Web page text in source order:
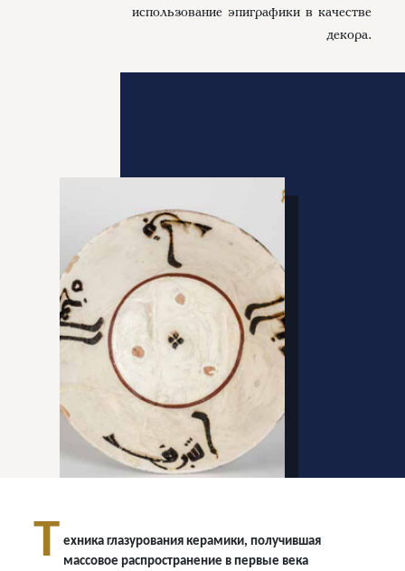
использование эпиграфики в качестве
декора.
Т ехника глазурования керамики, получившая
массовое распространение в первые века